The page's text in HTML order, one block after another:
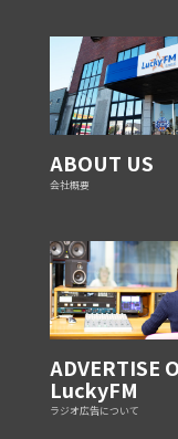
ABOUT US
会社概要
ADVERTISE
LuckyFM
ラジオ広告について